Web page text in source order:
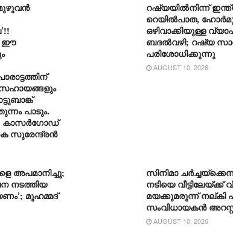
ഈ
സഹായങ്ങളും
പാടും.
കാസർഗോഡ്
സുരേന്ദ്രൻ
റഷ്യയിൽനിന്ന്
റെയിൽപാത,
ഒഴിവാക്കിയുള്ള
ബദൽവഴി; റഷ്യ
പരിശോധിക്കുന്നു
AUGUST 10, 2026
അപമാനിച്ചു;
നടത്തിയ
മുഹമ്മദ്
സിനിമാ
നടിയെ വീട്ടിലേയ്ക്ക്
മയക്കുമരുന്ന് നല്കി
സംവിധായകൻ
AUGUST 10, 2026